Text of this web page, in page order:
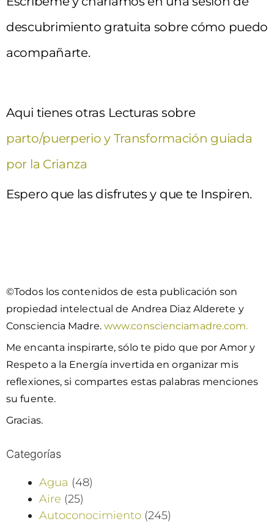
descubrimiento gratuita sobre cómo puedo
acompañarte.
Aqui tienes otras Lecturas sobre
parto/puerperio y Transformación guiada
por la Crianza
Espero que las disfrutes y que te Inspiren.
©Todos los contenidos de esta publicación son
propiedad intelectual de Andrea Diaz Alderete y
Consciencia Madre. www.conscienciamadre.com.
Me encanta inspirarte, sólo te pido que por Amor y
Respeto a la Energía invertida en organizar mis
reflexiones, si compartes estas palabras menciones
su fuente.
Gracias.
Categorías
Agua (48)
Aire (25)
Autoconocimiento (245)